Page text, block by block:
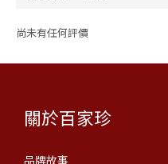
尚未有任何評價
關於百家珍
品牌故事